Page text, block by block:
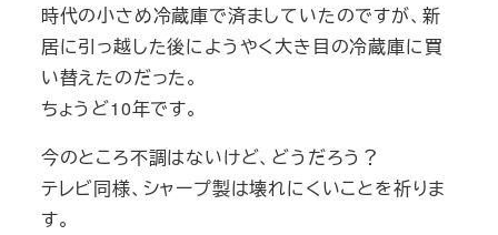
時代の小さめ冷蔵庫で済ましていたのですが、新
居に引っ越した後にようやく大き目の冷蔵庫に買
い替えたのだった。
ちょうど10年です。
今のところ不調はないけど、どうだろう？
テレビ同様、シャープ製は壊れにくいことを祈りま
す。